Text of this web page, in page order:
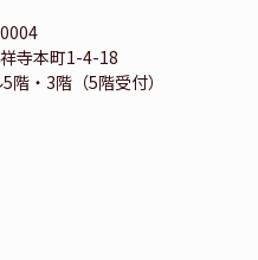
寺本町1-4-18
・3階（5階受付）